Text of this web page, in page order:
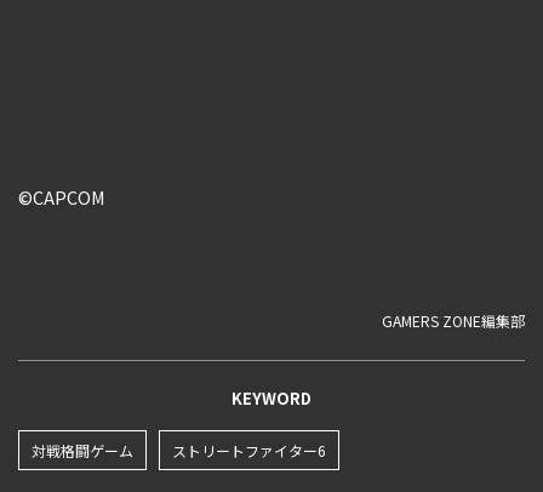
©CAPCOM
GAMERS ZONE編集部
KEYWORD
対戦格闘ゲーム ストリートファイター6